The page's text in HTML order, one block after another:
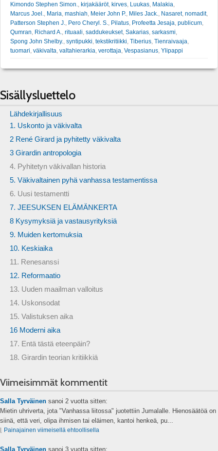
Kimondo Stephen Simon.
kirjakääröt, kirves Luukas Malakia
Marcus Joel.
Maria mashiah Meier John P. Miles Jack. Nasaret, nomadit,
Patterson Stephen J.
Pero Cheryl. S. Pilatus Profeetta Jesaja publicum
Qumran Richard A. rituaali saddukeukset, Sakarias sarkasmi
Spong John Shelby. syntipukki tekstikritiikki Tiberius Tienraivaaja
tuomari väkivalta valtahierarkia verottaja Vespasianus Ylipappi
Sisällysluettelo
Lähdekirjallisuus
1. Uskonto ja väkivalta
2 René Girard ja pyhitetty väkivalta
3 Girardin antropologia
4. Pyhitetyn väkivallan historia
5. Väkivaltainen pyhä vanhassa testamentissa
6. Uusi testamentti
7. JEESUKSEN ELÄMÄNKERTA
8 Kysymyksiä ja vastausyrityksiä
9. Muiden kertomuksia
10. Keskiaika
11. Renesanssi
12. Reformaatio
13. Uuden maailman valloitus
14. Uskonsodat
15. Valistuksen aika
16 Moderni aika
17. Entä tästä eteenpäin?
18. Girardin teorian kritiikkiä
Viimeisimmät kommentit
Salla Tyrväinen sanoi 2 vuotta sitten:
Mietin uhriverta, jota "Vanhassa liitossa" juotettiin Jumalalle. Hienosäätöä on
siinä, että veri, olipa ihmisen tai eläimen, kantoi henkeä, pu...
⌊ Painajainen viimeisellä ehtoollisella
Salla Tyrväinen sanoi 3 vuotta sitten: